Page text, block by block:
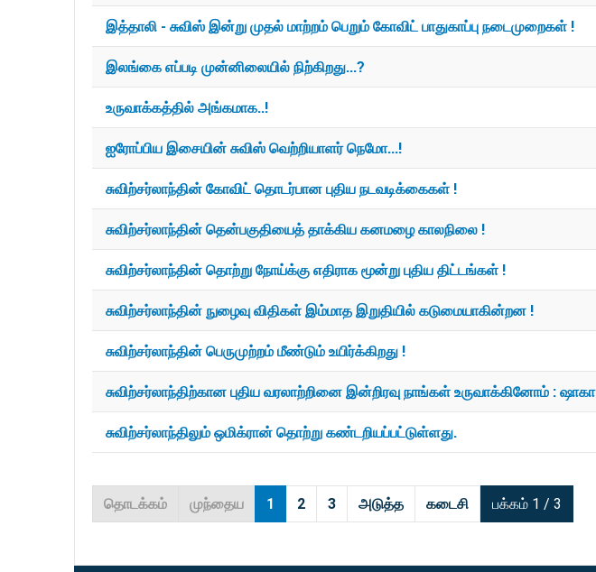
இத்தாலி - சுவிஸ் இன்று முதல் மாற்றம் பெறும் கோவிட் பாதுகாப்பு நடைமுறைகள் !
இலங்கை எப்படி முன்னிலையில் நிற்கிறது...?
உருவாக்கத்தில் அங்கமாக..!
ஐரோப்பிய இசையின் சுவிஸ் வெற்றியாளர் நெமோ...!
சுவிற்சர்லாந்தின் கோவிட் தொடர்பான புதிய நடவடிக்கைகள் !
சுவிற்சர்லாந்தின் தென்பகுதியைத் தாக்கிய கனமழை காலநிலை !
சுவிற்சர்லாந்தின் தொற்று நோய்க்கு எதிராக மூன்று புதிய திட்டங்கள் !
சுவிற்சர்லாந்தின் நுழைவு விதிகள் இம்மாத இறுதியில் கடுமையாகின்றன !
சுவிற்சர்லாந்தின் பெருமுற்றம் மீண்டும் உயிர்க்கிறது !
சுவிற்சர்லாந்திற்கான புதிய வரலாற்றினை இன்றிரவு நாங்கள் உருவாக்கினோம் : ஷாகா
சுவிற்சர்லாந்திலும் ஒமிக்ரான் தொற்று கண்டறியப்பட்டுள்ளது.
பக்கம் 1 / 3
தொடக்கம் முந்தைய 1 2 3 அடுத்த கடைசி